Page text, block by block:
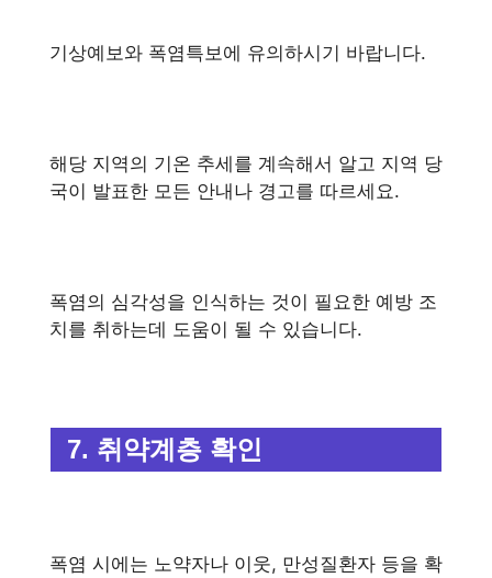
기상예보와 폭염특보에 유의하시기 바랍니다.
해당 지역의 기온 추세를 계속해서 알고 지역 당
국이 발표한 모든 안내나 경고를 따르세요.
폭염의 심각성을 인식하는 것이 필요한 예방 조
치를 취하는데 도움이 될 수 있습니다.
7. 취약계층 확인
폭염 시에는 노약자나 이웃, 만성질환자 등을 확